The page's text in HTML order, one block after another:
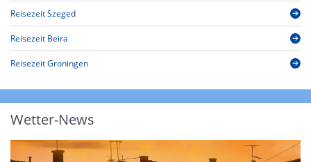
Reisezeit Szeged
Reisezeit Beira
Reisezeit Groningen
Wetter-News